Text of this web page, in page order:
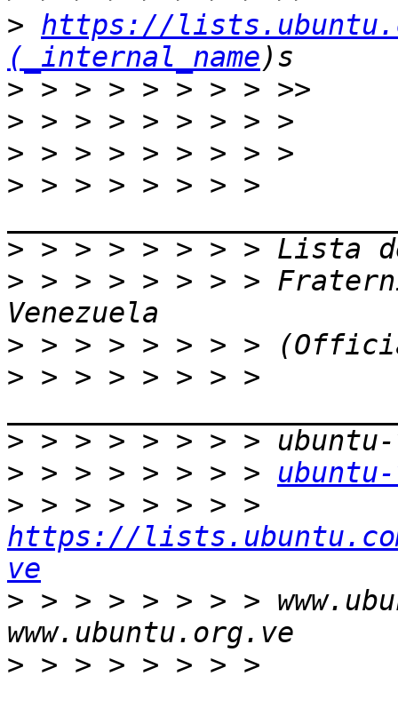
> https://
(_internal_name
>
>
>
> > > > > > > >
>
> > > > > > > >
>
> > > > > > > >
>
> > > > > > > >
>
https://
ve
> > > > > > > >
> > > > > > > >